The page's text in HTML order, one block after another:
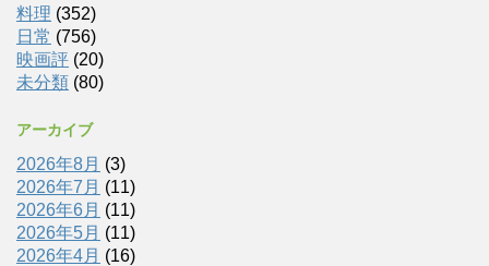
料理 (352)
日常 (756)
映画評 (20)
未分類 (80)
アーカイブ
2026年8月 (3)
2026年7月 (11)
2026年6月 (11)
2026年5月 (11)
2026年4月 (16)